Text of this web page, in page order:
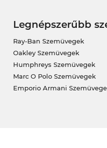
Legnépszerűbb
Ray-Ban Szemüvegek
Oakley Szemüvegek
Humphreys Szemüvegek
Marc O Polo Szemüvegek
Emporio Armani